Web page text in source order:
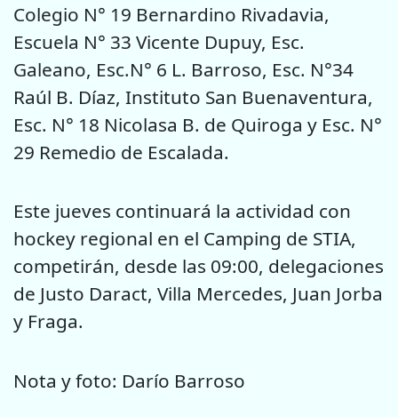
Colegio N° 19 Bernardino Rivadavia,
Escuela N° 33 Vicente Dupuy, Esc.
Galeano, Esc.N° 6 L. Barroso, Esc. N°34
Raúl B. Díaz, Instituto San Buenaventura,
Esc. N° 18 Nicolasa B. de Quiroga y Esc. N°
29 Remedio de Escalada.
Este jueves continuará la actividad con
hockey regional en el Camping de STIA,
competirán, desde las 09:00, delegaciones
de Justo Daract, Villa Mercedes, Juan Jorba
y Fraga.
Nota y foto: Darío Barroso